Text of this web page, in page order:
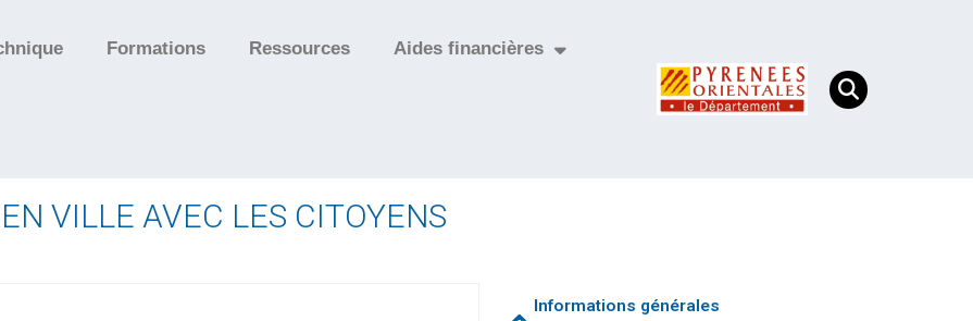
Formations Ressources Aides financières
VILLE AVEC LES CITOYENS
Informations générales